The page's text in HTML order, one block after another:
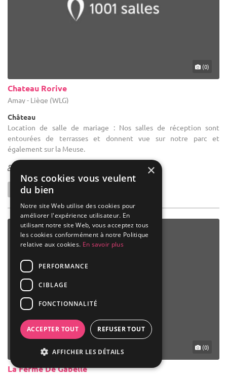
(0)
Chateau Rorive
Amay - Liège (WLG)
Château
Location de salle de mariage : Nos salles de réception sont
entourées de terrasses et donnent vue sur notre parc et
également sur la Meuse.
(0)
La Ferme De Gabelle
×
Nos cookies vous veulent
du bien
Notre site Web utilise des cookies pour
améliorer l'expérience utilisateur. En
utilisant notre site Web, vous acceptez tous
les cookies conformément à notre Politique
relative aux cookies. En savoir plus
PERFORMANCE
CIBLAGE
FONCTIONNALITÉ
ACCEPTER TOUT REFUSER TOUT
AFFICHER LES DÉTAILS